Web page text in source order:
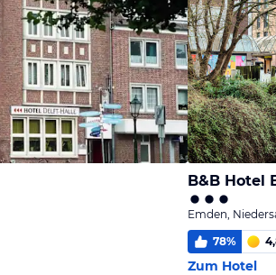
B&B Hotel
Emden,
78%
Zum Hotel